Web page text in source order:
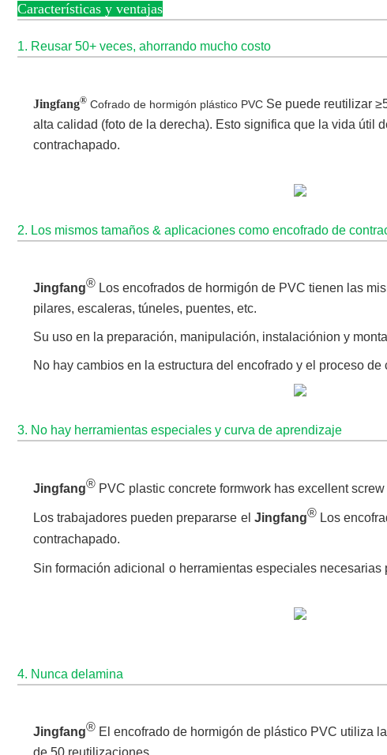
Características y ventajas
1. Reusar 50+ veces, ahorrando mucho costo
Jingfang® Cofrado de hormigón plástico PVC Se puede reutilizar
alta calidad (foto de la derecha). Esto significa que la vida útil
contrachapado.
2. Los mismos tamaños & aplicaciones como encofrado de
Jingfang® Los encofrados de hormigón de PVC tienen las
pilares, escaleras, túneles, puentes, etc.
Su uso en la preparación, manipulación, instalaciónion y
No hay cambios en la estructura del encofrado y el proceso de
3. No hay herramientas especiales y curva de aprendizaje
Jingfang® PVC plastic concrete formwork has excellent
Los trabajadores pueden prepararse el Jingfang® Los
contrachapado.
Sin formación adicional o herramientas especiales
4. Nunca delamina
Jingfang® El encofrado de hormigón de plástico PVC utiliza
de 50 reutilizaciones.